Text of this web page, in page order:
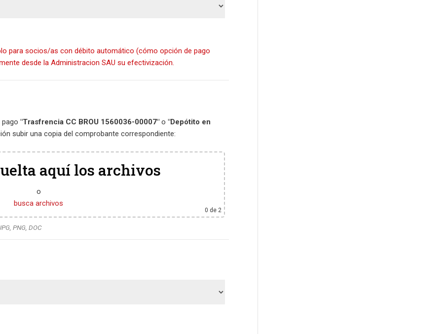
para socios/as con débito automático (cómo opción de pago
desde la Administracion SAU su efectivización.
"Trasfrencia CC BROU 1560036-00007"o "Depótito en
subir una copia del comprobante correspondiente:
aquí los archivos
o
busca archivos
0 de 2
PNG, DOC